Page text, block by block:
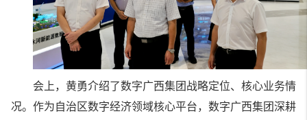
会上，黄勇介绍了数字广西集团战略定位、核心业务情
况。作为自治区数字经济领域核心平台，数字广西集团深耕